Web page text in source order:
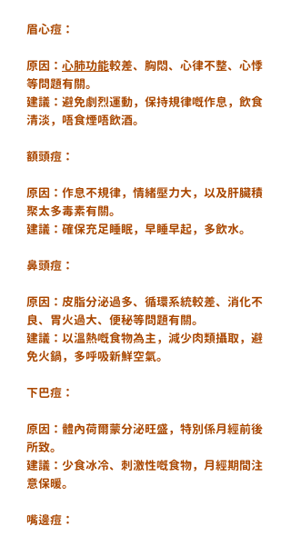
眉心痘：
原因： 心肺功能較差、胸悶、心律不整、心悸
等問題有關。
建議：避免劇烈運動，保持規律嘅作息，飲食
清淡，唔食煙唔飲酒。
額頭痘：
原因：作息不規律，情緒壓力大，以及肝臟積
聚太多毒素有關。
建議：確保充足睡眠，早睡早起，多飲水。
鼻頭痘：
原因：皮脂分泌過多、循環系統較差、消化不
良、胃火過大、便秘等問題有關。
建議：以溫熱嘅食物為主，減少肉類攝取，避
免火鍋，多呼吸新鮮空氣。
下巴痘：
原因：體內荷爾蒙分泌旺盛，特別係月經前後
所致。
建議：少食冰冷、刺激性嘅食物，月經期間注
意保暖。
嘴邊痘：